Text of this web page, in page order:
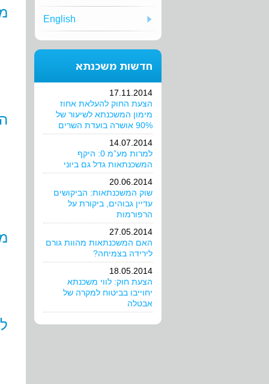
English
חדשות משכנתא
17.11.2014
הצעת החוק להעלאת אחוז
מימון המשכנתא לשיעור של
90% אושרה בועדת השרים
14.07.2014
למרות מע”מ 0: היקף
המשכנתאות גדל גם ביוני
20.06.2014
שוק המשכנתאות: הביקושים
עדיין גבוהים, ביקורת על
הרפורמות
27.05.2014
האם המשכנתאות מהוות גורם
לירידה בצמיחה?
18.05.2014
הצעת חוק: לווי משכנתא
יחוייבו בביטוח למקרה של
אבטלה